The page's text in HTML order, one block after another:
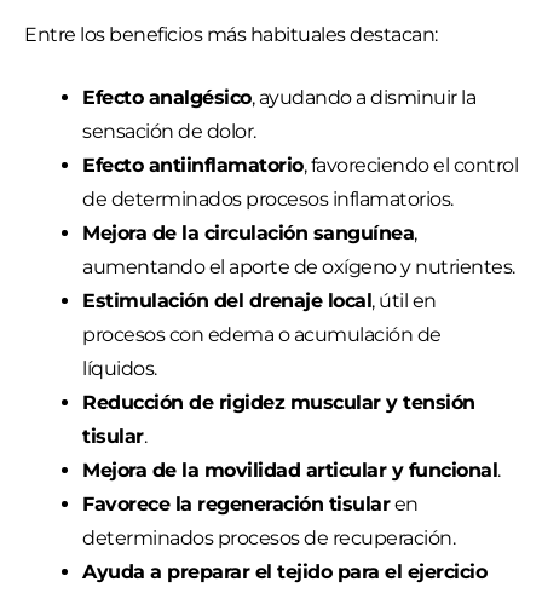
Entre los beneficios más habituales destacan:
Efecto analgésico, ayudando a disminuir la
sensación de dolor.
Efecto antiinflamatorio, favoreciendo el control
de determinados procesos inflamatorios.
Mejora de la circulación sanguínea,
aumentando el aporte de oxígeno y nutrientes.
Estimulación del drenaje local, útil en
procesos con edema o acumulación de
líquidos.
Reducción de rigidez muscular y tensión
tisular.
Mejora de la movilidad articular y funcional.
Favorece la regeneración tisularen
determinados procesos de recuperación.
Ayuda a preparar el tejido para el ejercicio